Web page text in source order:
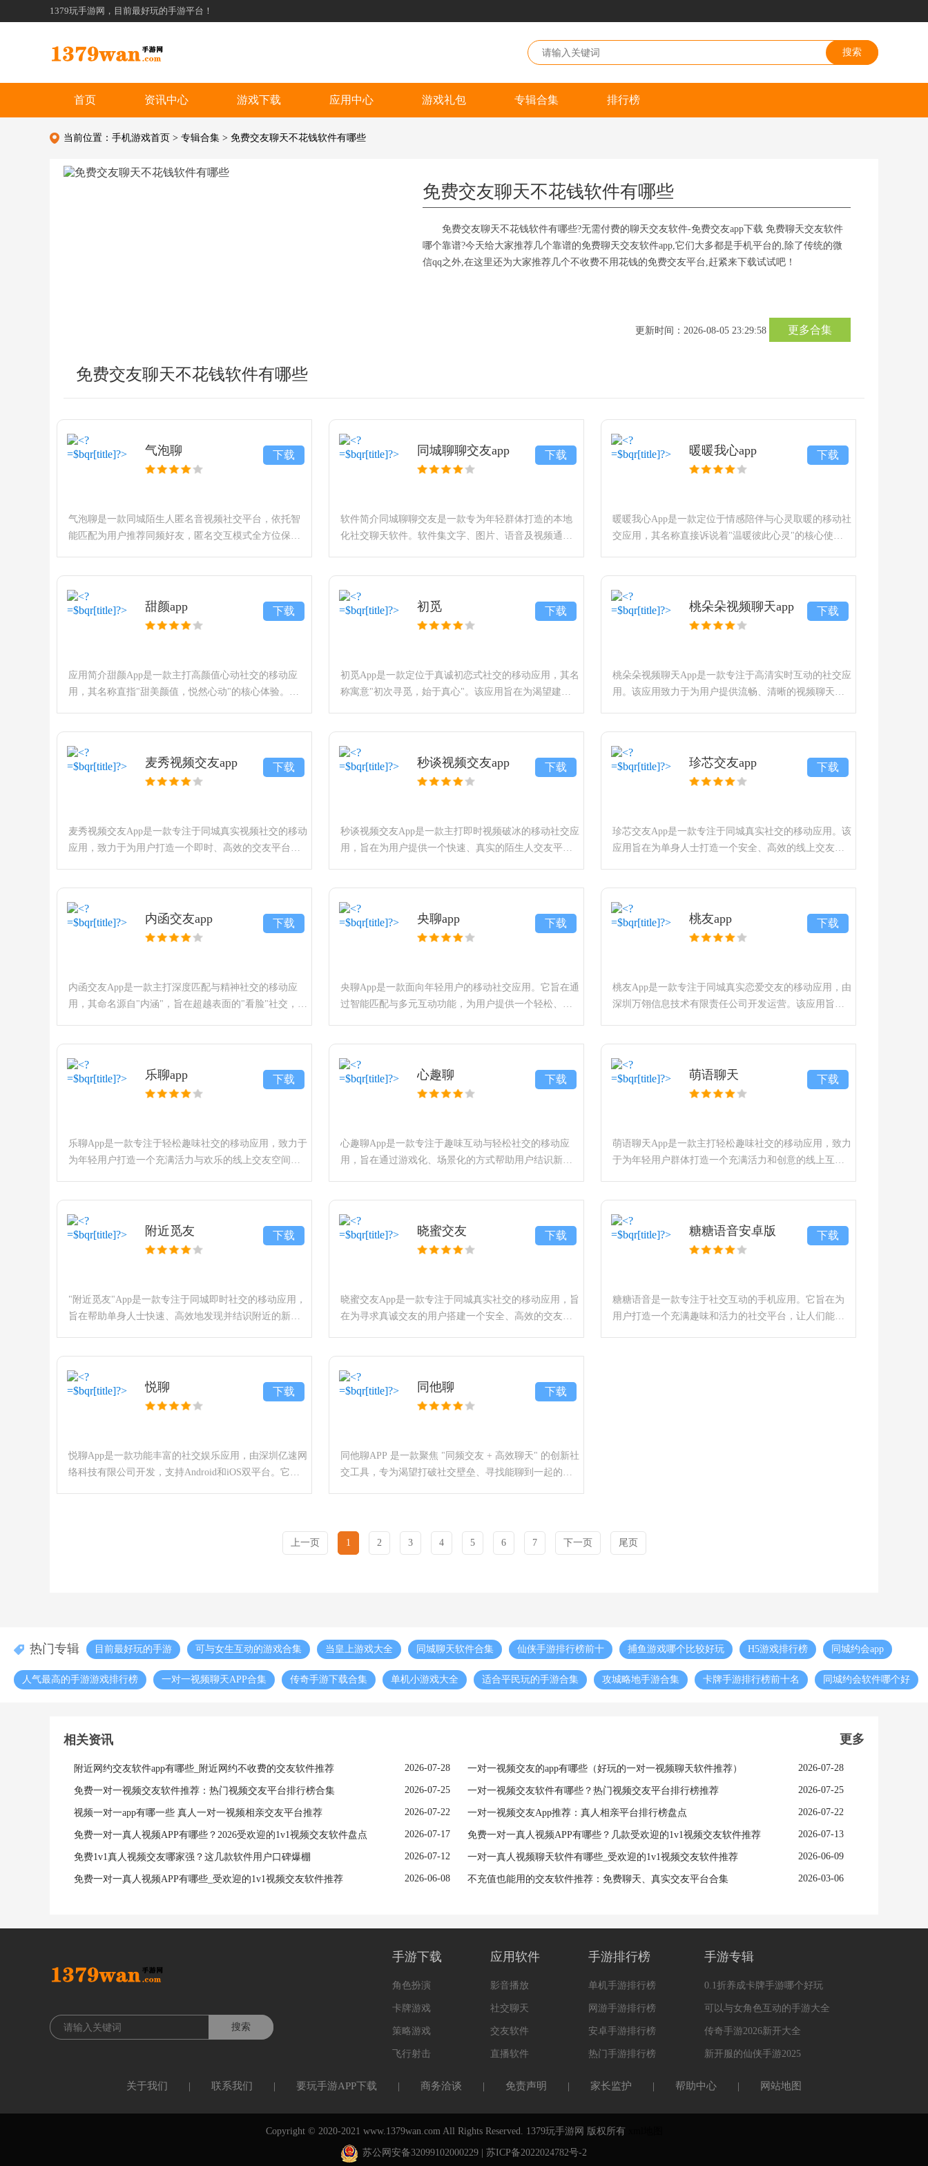
1379玩手游网，目前最好玩的手游平台！
首页 资讯中心 游戏下载 应用中心 游戏礼包 专辑合集 排行榜
当前位置： 手机游戏首页 > 专辑合集 > 免费交友聊天不花钱软件有哪些
免费交友聊天不花钱软件有哪些
免费交友聊天不花钱软件有哪些?无需付费的聊天交友软件-免费交友app下载 免费聊天交友软件
哪个靠谱?今天给大家推荐几个靠谱的免费聊天交友软件app,它们大多都是手机平台的,除了传统的微
信qq之外,在这里还为大家推荐几个不收费不用花钱的免费交友平台,赶紧来下载试试吧！
更新时间：2026-08-05 23:29:58 更多合集
免费交友聊天不花钱软件有哪些
气泡聊 下载
气泡聊是一款同城陌生人匿名音视频社交平台，依托智
能匹配为用户推荐同频好友，匿名交互模式全方位保护
同城聊聊交友app 下载
软件简介同城聊聊交友是一款专为年轻群体打造的本地
化社交聊天软件。软件集文字、图片、语音及视频通话
暖暖我心app 下载
暖暖我心App是一款定位于情感陪伴与心灵取暖的移动社
交应用，其名称直接诉说着"温暖彼此心灵"的核心使
甜颜app 下载
应用简介甜颜App是一款主打高颜值心动社交的移动应
用，其名称直指"甜美颜值，悦然心动"的核心体验。该
初觅 下载
初觅App是一款定位于真诚初恋式社交的移动应用，其名
称寓意"初次寻觅，始于真心"。该应用旨在为渴望建立
桃朵朵视频聊天app 下载
桃朵朵视频聊天App是一款专注于高清实时互动的社交应
用。该应用致力于为用户提供流畅、清晰的视频聊天体
麦秀视频交友app 下载
麦秀视频交友App是一款专注于同城真实视频社交的移动
应用，致力于为用户打造一个即时、高效的交友平台。
秒谈视频交友app 下载
秒谈视频交友App是一款主打即时视频破冰的移动社交应
用，旨在为用户提供一个快速、真实的陌生人交友平
珍芯交友app 下载
珍芯交友App是一款专注于同城真实社交的移动应用。该
应用旨在为单身人士打造一个安全、高效的线上交友平
内函交友app 下载
内函交友App是一款主打深度匹配与精神社交的移动应
用，其命名源自"内涵"，旨在超越表面的"看脸"社交，专
央聊app 下载
央聊App是一款面向年轻用户的移动社交应用。它旨在通
过智能匹配与多元互动功能，为用户提供一个轻松、真
桃友app 下载
桃友App是一款专注于同城真实恋爱交友的移动应用，由
深圳万翎信息技术有限责任公司开发运营。该应用旨在
乐聊app 下载
乐聊App是一款专注于轻松趣味社交的移动应用，致力于
为年轻用户打造一个充满活力与欢乐的线上交友空间。
心趣聊 下载
心趣聊App是一款专注于趣味互动与轻松社交的移动应
用，旨在通过游戏化、场景化的方式帮助用户结识新朋
萌语聊天 下载
萌语聊天App是一款主打轻松趣味社交的移动应用，致力
于为年轻用户群体打造一个充满活力和创意的线上互动
附近觅友 下载
"附近觅友"App是一款专注于同城即时社交的移动应用，
旨在帮助单身人士快速、高效地发现并结识附近的新朋
晓蜜交友 下载
晓蜜交友App是一款专注于同城真实社交的移动应用，旨
在为寻求真诚交友的用户搭建一个安全、高效的交友平
糖糖语音安卓版 下载
糖糖语音是一款专注于社交互动的手机应用。它旨在为
用户打造一个充满趣味和活力的社交平台，让人们能够
悦聊 下载
悦聊App是一款功能丰富的社交娱乐应用，由深圳亿速网
络科技有限公司开发，支持Android和iOS双平台。它旨
同他聊 下载
同他聊APP 是一款聚焦 "同频交友 + 高效聊天" 的创新社
交工具，专为渴望打破社交壁垒、寻找能聊到一起的朋
上一页 1 2 3 4 5 6 7 下一页 尾页
热门专辑 目前最好玩的手游 可与女生互动的游戏合集 当皇上游戏大全 同城聊天软件合集 仙侠手游排行榜前十 捕鱼游戏哪个比较好玩 H5游戏排行榜 同城约会app
人气最高的手游游戏排行榜 一对一视频聊天APP合集 传奇手游下载合集 单机小游戏大全 适合平民玩的手游合集 攻城略地手游合集 卡牌手游排行榜前十名 同城约会软件哪个好
相关资讯 更多
2026-07-28
附近网约交友软件app有哪些_附近网约不收费的交友软件推荐 2026-07-28
一对一视频交友的app有哪些（好玩的一对一视频聊天软件推荐）
2026-07-25
免费一对一视频交友软件推荐：热门视频交友平台排行榜合集 2026-07-25
一对一视频交友软件有哪些？热门视频交友平台排行榜推荐
2026-07-22
视频一对一app有哪一些 真人一对一视频相亲交友平台推荐 2026-07-22
一对一视频交友App推荐：真人相亲平台排行榜盘点
2026-07-17
免费一对一真人视频APP有哪些？2026受欢迎的1v1视频交友软件盘点 2026-07-13
免费一对一真人视频APP有哪些？几款受欢迎的1v1视频交友软件推荐
2026-07-12
免费1v1真人视频交友哪家强？这几款软件用户口碑爆棚 2026-06-09
一对一真人视频聊天软件有哪些_受欢迎的1v1视频交友软件推荐
2026-06-08
免费一对一真人视频APP有哪些_受欢迎的1v1视频交友软件推荐 2026-03-06
不充值也能用的交友软件推荐：免费聊天、真实交友平台合集
手游下载
角色扮演
卡牌游戏
策略游戏
飞行射击
应用软件
影音播放
社交聊天
交友软件
直播软件
手游排行榜
单机手游排行榜
网游手游排行榜
安卓手游排行榜
热门手游排行榜
手游专辑
0.1折养成卡牌手游哪个好玩
可以与女角色互动的手游大全
传奇手游2026新开大全
新开服的仙侠手游2025
关于我们 | 联系我们 | 要玩手游APP下载 | 商务洽谈 | 免责声明 | 家长监护 | 帮助中心 | 网站地图
Copyright © 2020-2021 www.1379wan.com All Rights Reserved. 1379玩手游网 版权所有
苏公网安备32099102000229 苏ICP备2022024782号-2